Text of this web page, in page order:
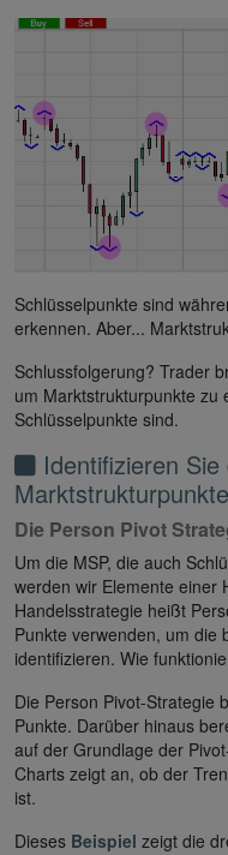
Schlüsselpunkte sind
erkennen. Aber...
Schlussfolgerung? Trader
um Marktstrukturpunkte zu
Schlüsselpunkte sind.
Identifizieren
Marktstrukturpunkte
Die Person Pivot
Um die MSP, die auch
werden wir Elemente einer
Handelsstrategie heißt
Punkte verwenden, um die
identifizieren. Wie
Die Person Pivot-Strategie
Punkte. Darüber hinaus
auf der Grundlage der
Charts zeigt an, ob der
ist.
Dieses Beispiel zeigt die